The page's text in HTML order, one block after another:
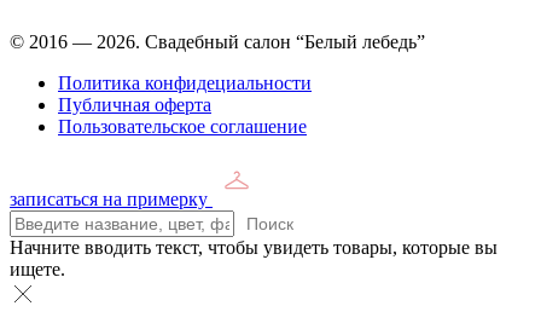
© 2016 — 2026. Свадебный салон “Белый лебедь”
Политика конфидециальности
Публичная оферта
Пользовательское соглашение
записаться на примерку
Поиск
Начните вводить текст, чтобы увидеть товары, которые вы
ищете.